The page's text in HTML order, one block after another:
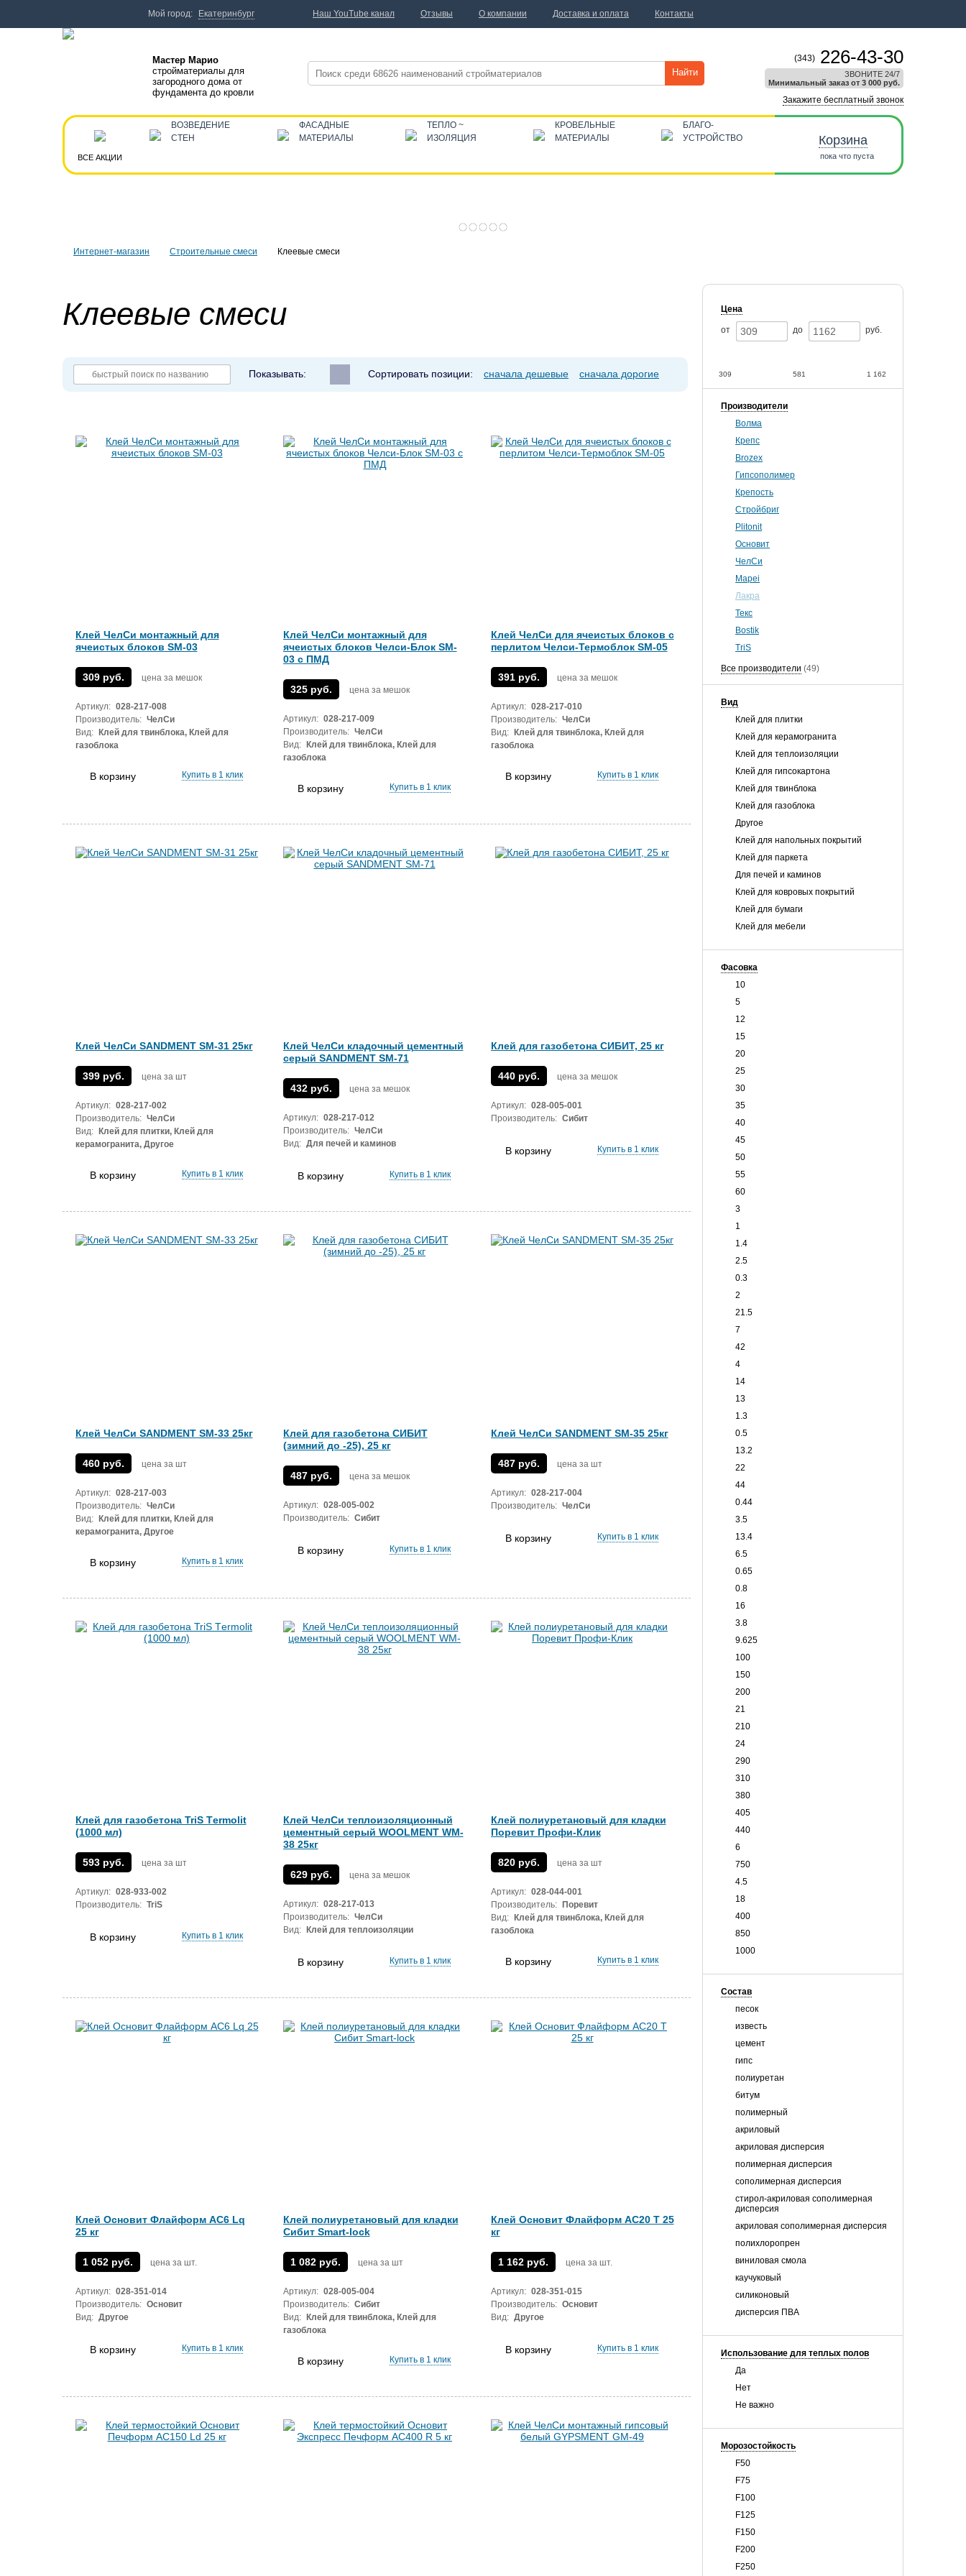
Интернет-магазин Строительные смеси Клеевые смеси
Цена
от до руб.
309 1 162
581
Производители
Волма
Крепс
Brozex
Гипсополимер
Крепость
Стройбриг
Plitonit
Основит
ЧелСи
Mapei
Лакра
Текс
Bostik
TriS
Все производители (49)
Вид
Клей для плитки
Клей для керамогранита
Клей для теплоизоляции
Клей для гипсокартона
Клей для твинблока
Клей для газоблока
Другое
Клей для напольных покрытий
Клей для паркета
Для печей и каминов
Клей для ковровых покрытий
Клей для бумаги
Клей для мебели
Фасовка
10
5
12
15
20
25
30
35
40
45
50
55
60
3
1
1.4
2.5
0.3
2
21.5
7
42
4
14
13
1.3
0.5
13.2
22
44
0.44
3.5
13.4
6.5
0.65
0.8
16
3.8
9.625
100
150
200
21
210
24
290
310
380
405
440
6
750
4.5
18
400
850
1000
Состав
песок
известь
цемент
гипс
полиуретан
битум
полимерный
акриловый
акриловая дисперсия
полимерная дисперсия
сополимерная дисперсия
стирол-акриловая сополимерная
дисперсия
акриловая сополимерная дисперсия
полихлоропрен
виниловая смола
каучуковый
силиконовый
дисперсия ПВА
Использование для теплых полов
Да
Нет
Не важно
Морозостойкость
F50
F75
F100
F125
F150
F200
F250
Клеевые смеси
Показывать: Сортировать позиции: сначала дешевые сначала дорогие
Клей ЧелСи монтажный для
ячеистых блоков SM-03
309 руб. цена за мешок
Артикул: 028-217-008
Производитель: ЧелСи
Вид:
Клей для твинблока, Клей для
газоблока
В корзину Купить в 1 клик
Клей ЧелСи монтажный для
ячеистых блоков Челси-Блок SM-
03 с ПМД
325 руб. цена за мешок
Артикул: 028-217-009
Производитель: ЧелСи
Вид:
Клей для твинблока, Клей для
газоблока
В корзину Купить в 1 клик
Клей ЧелСи для ячеистых блоков с
перлитом Челси-Термоблок SM-05
391 руб. цена за мешок
Артикул: 028-217-010
Производитель: ЧелСи
Вид:
Клей для твинблока, Клей для
газоблока
В корзину Купить в 1 клик
Клей ЧелСи SANDMENT SM-31 25кг
399 руб. цена за шт
Артикул: 028-217-002
Производитель: ЧелСи
Вид:
Клей для плитки, Клей для
керамогранита, Другое
В корзину Купить в 1 клик
Клей ЧелСи кладочный цементный
серый SANDMENT SM-71
432 руб. цена за мешок
Артикул: 028-217-012
Производитель: ЧелСи
Вид: Для печей и каминов
В корзину Купить в 1 клик
Клей для газобетона СИБИТ, 25 кг
440 руб. цена за мешок
Артикул: 028-005-001
Производитель: Сибит
В корзину Купить в 1 клик
Клей ЧелСи SANDMENT SM-33 25кг
460 руб. цена за шт
Артикул: 028-217-003
Производитель: ЧелСи
Вид:
Клей для плитки, Клей для
керамогранита, Другое
В корзину Купить в 1 клик
Клей для газобетона СИБИТ
(зимний до -25), 25 кг
487 руб. цена за мешок
Артикул: 028-005-002
Производитель: Сибит
В корзину Купить в 1 клик
Клей ЧелСи SANDMENT SM-35 25кг
487 руб. цена за шт
Артикул: 028-217-004
Производитель: ЧелСи
В корзину Купить в 1 клик
Клей для газобетона TriS Тermolit
(1000 мл)
593 руб. цена за шт
Артикул: 028-933-002
Производитель: TriS
В корзину Купить в 1 клик
Клей ЧелСи теплоизоляционный
цементный серый WOOLMENT WM-
38 25кг
629 руб. цена за мешок
Артикул: 028-217-013
Производитель: ЧелСи
Вид:
Клей для теплоизоляции
В корзину Купить в 1 клик
Клей полиуретановый для кладки
Поревит Профи-Клик
820 руб. цена за шт
Артикул: 028-044-001
Производитель:
Поревит
Вид:
Клей для твинблока, Клей для
газоблока
В корзину Купить в 1 клик
Клей Основит Флайформ AC6 Lq
25 кг
1 052 руб. цена за шт.
Артикул: 028-351-014
Производитель: Основит
Вид: Другое
В корзину Купить в 1 клик
Клей полиуретановый для кладки
Сибит Smart-lock
1 082 руб. цена за шт
Артикул: 028-005-004
Производитель: Сибит
Вид:
Клей для твинблока, Клей для
газоблока
В корзину Купить в 1 клик
Клей Основит Флайформ AC20 T 25
кг
1 162 руб. цена за шт.
Артикул: 028-351-015
Производитель: Основит
Вид: Другое
В корзину Купить в 1 клик
Мастер Марио
стройматериалы для
загородного дома от
фундамента до кровли
Найти
(343) 226-43-30
ЗВОНИТЕ 24/7
Минимальный заказ от 3 000 руб.
Закажите бесплатный звонок
ВСЕ АКЦИИ
ВОЗВЕДЕНИЕ
СТЕН
ФАСАДНЫЕ
МАТЕРИАЛЫ
ТЕПЛО ~
ИЗОЛЯЦИЯ
КРОВЕЛЬНЫЕ
МАТЕРИАЛЫ
БЛАГО-
УСТРОЙСТВО
Корзина
пока что пуста
Мой город: Екатеринбург Наш YouTube канал Отзывы О компании Доставка и оплата Контакты